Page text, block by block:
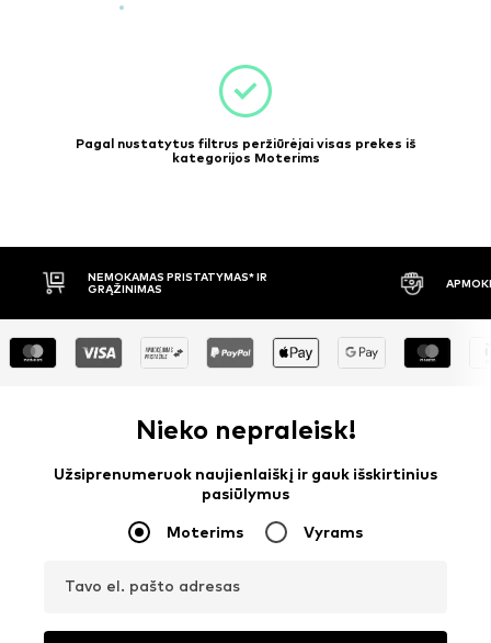
Pagal nustatytus filtrus peržiūrėjai visas prekes iš
kategorijos Moterims
APMOKĖJIMAS PRISTAČIUS 30
Nieko nepraleisk!
Užsiprenumeruok naujienlaiškį ir gauk išskirtinius
pasiūlymus
Moterims Vyrams
Tavo el. pašto adresas